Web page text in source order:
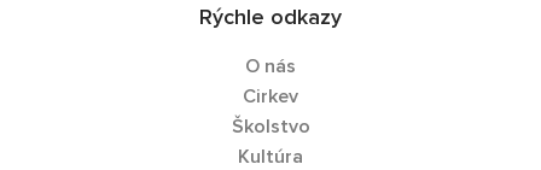
Rýchle odkazy
O nás
Cirkev
Školstvo
Kultúra